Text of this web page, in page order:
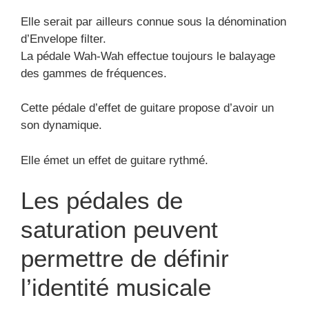
Elle serait par ailleurs connue sous la dénomination
d’Envelope filter.
La pédale Wah-Wah effectue toujours le balayage
des gammes de fréquences.
Cette pédale d’effet de guitare propose d’avoir un
son dynamique.
Elle émet un effet de guitare rythmé.
Les pédales de
saturation peuvent
permettre de définir
l’identité musicale